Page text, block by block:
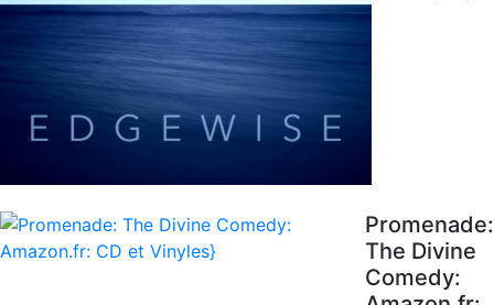
Promenade:
The Divine
Comedy: